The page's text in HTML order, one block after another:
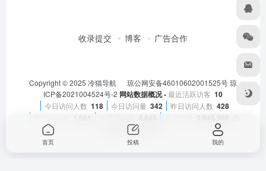
收录提交 博客 广告合作
Copyright © 2025 冷猫导航 琼公网安备46010602001525号琼
ICP备2021004524号-2 网站数据概况 -最近活跃访客 10
今日访问人数 118 今日访问量 342 昨日访问人数 428
OneNav强力驱动
首页 投稿 我的